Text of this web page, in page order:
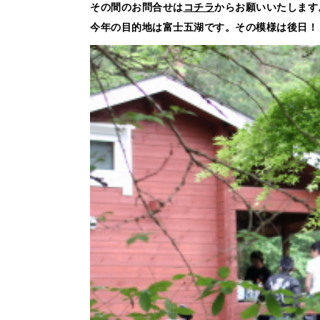
その間のお問合せはコチラからお願いいたしま
今年の目的地は富士五湖です。その模様は後日！